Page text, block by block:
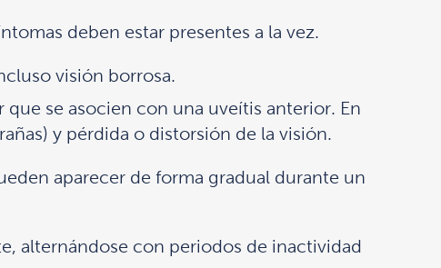
deben estar presentes a la vez.
visión borrosa.
se asocien con una uveítis anterior. En
y pérdida o distorsión de la visión.
aparecer de forma gradual durante un
alternándose con periodos de inactividad